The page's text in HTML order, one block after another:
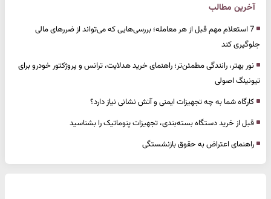
آخرین مطالب
7 استعلام مهم قبل از هر معامله؛ بررسی‌هایی که می‌تواند از ضررهای مالی
جلوگیری کند
نور بهتر، رانندگی مطمئن‌تر؛ راهنمای خرید هدلایت، ترانس و پروژکتور خودرو برای
تیونینگ اصولی
کارگاه شما به چه تجهیزات ایمنی و آتش نشانی نیاز دارد؟
قبل از خرید دستگاه بسته‌بندی، تجهیزات پنوماتیک را بشناسید
راهنمای اعتراض به حقوق بازنشستگی